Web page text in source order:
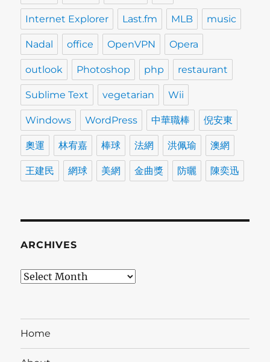
Internet Explorer Last.fm MLB music
Nadal office OpenVPN Opera
outlook Photoshop php restaurant
Sublime Text vegetarian Wii
Windows WordPress 中華職棒 倪安東
奧運 林宥嘉 棒球 法網 洪佩瑜 澳網
王建民 網球 美網 金曲獎 防曬 陳奕迅
ARCHIVES
Archives
Home